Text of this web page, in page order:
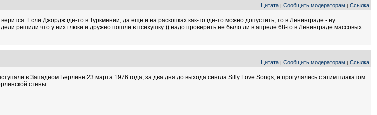
Цитата | Сообщить модераторам | Ссылка
Если Джордж где-то в Туркмении, да ещё и на раскопках как-то где-то можно допустить, то в Ленинграде - ну
решили что у них глюки и дружно пошли в психушку )) надо проверить не было ли в апреле 68-го в Ленинграде массовых
Цитата | Сообщить модераторам | Ссылка
в Западном Берлине 23 марта 1976 года, за два дня до выхода сингла Silly Love Songs, и прогулялись с этим плакатом
стены